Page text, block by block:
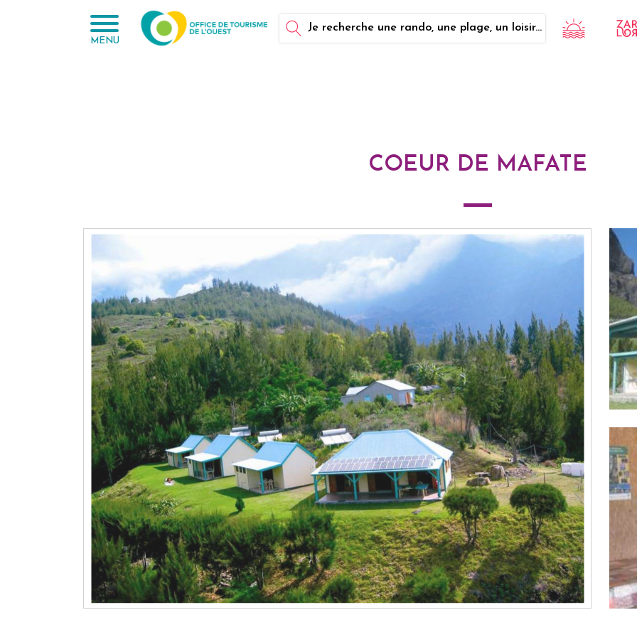
MENU
Je recherche une rando, une plage, un loisir...
COEUR DE MAFATE